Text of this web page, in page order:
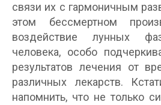
связи их с гармоничным
этом бессмертном
воздействие лунных
человека, особо
результатов лечения от
различных лекарств.
напомнить, что не только